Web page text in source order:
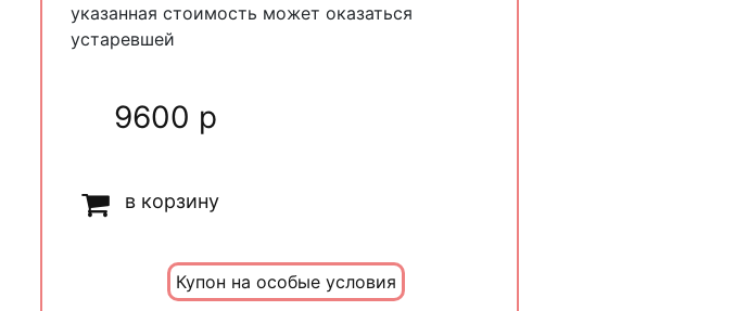
указанная стоимость может оказаться
устаревшей
9600 р
в корзину
Купон на особые условия